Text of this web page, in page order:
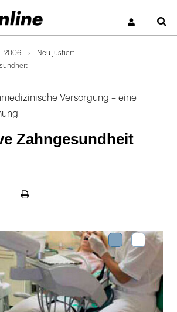
2006
Neu justiert
Versorgung – eine
Zahngesundheit
Seite